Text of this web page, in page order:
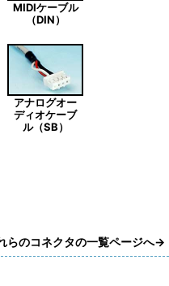
MIDIケーブル
（DIN）
アナログオー
ディオケーブ
ル（SB）
らのコネクタの一覧ページへ→